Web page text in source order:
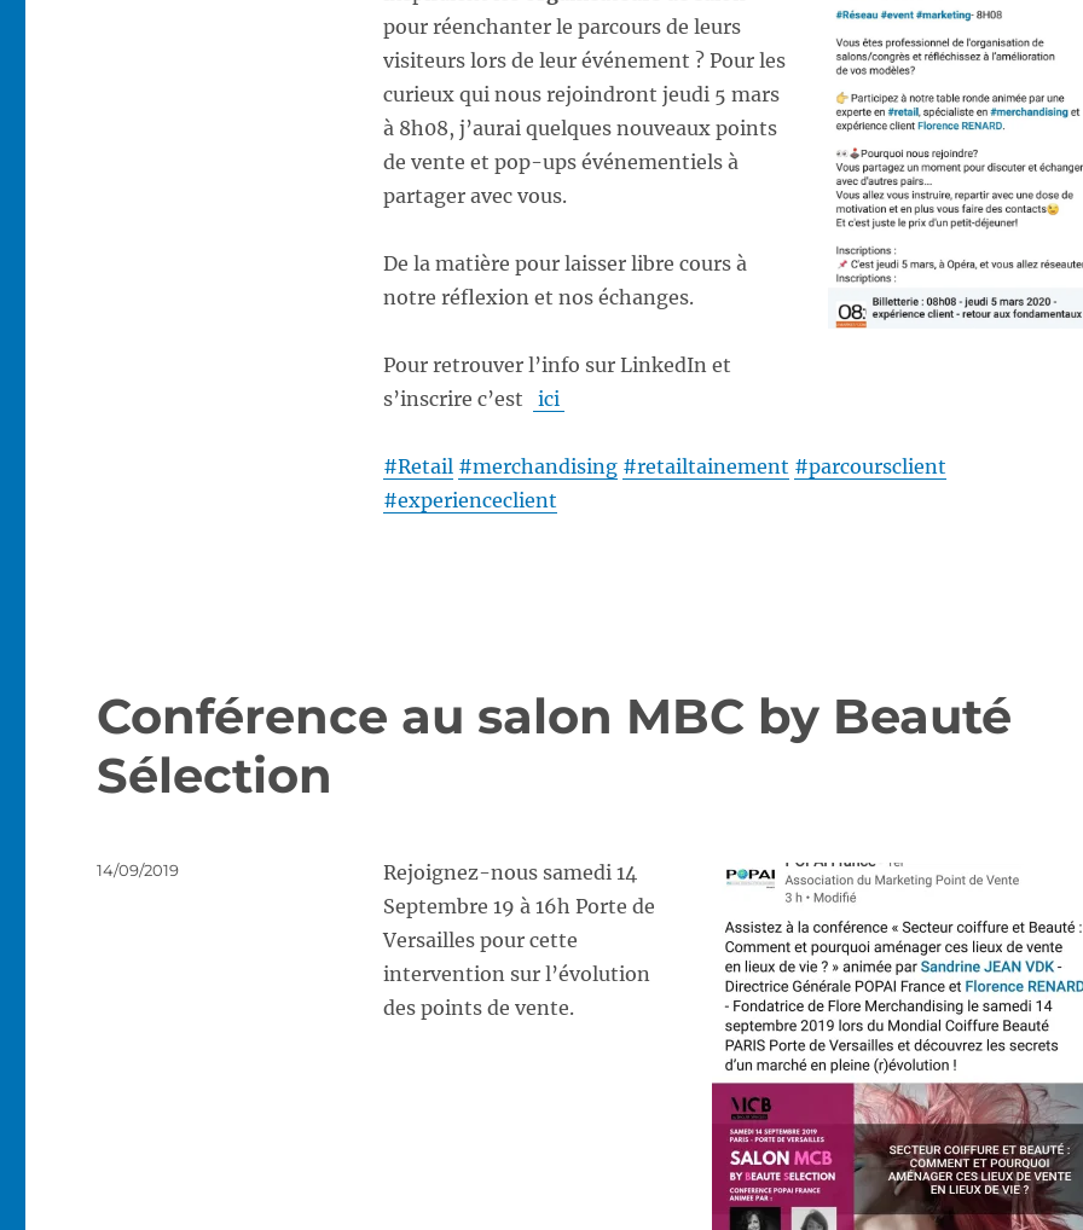
pour réenchanter le parcours de leurs
visiteurs lors de leur événement ? Pour les
curieux qui nous rejoindront jeudi 5 mars
à 8h08, j’aurai quelques nouveaux points
de vente et pop-ups événementiels à
partager avec vous.
De la matière pour laisser libre cours à
notre réflexion et nos échanges.
Pour retrouver l’info sur LinkedIn et
s’inscrire c’est
ici
#Retail #merchandising #retailtainement #parcoursclient
#experienceclient
Conférence au salon MBC by Beauté
Sélection
Rejoignez-nous samedi 14
Septembre 19 à 16h Porte de
Versailles pour cette
intervention sur l’évolution
des points de vente.
Publié
14/09/2019